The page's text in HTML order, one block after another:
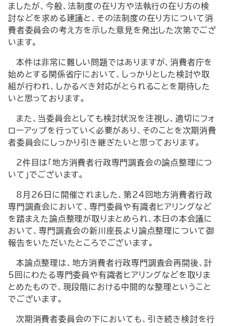
ましたが、今般、法制度の在り方や法執行の在り方の検
討などを求める建議と、その法制度の在り方について消
費者委員会の考え方を示した意見を発出した次第でござ
います。
本件は非常に難しい問題ではありますが、消費者庁を
始めとする関係省庁において、しっかりとした検討や取
組が行われ、しかるべき対応がとられることを期待した
いと思っております。
また、当委員会としても検討状況を注視し、適切にフォ
ローアップを行っていく必要があり、そのことを次期消費
者委員会にしっかり引き継ぎたいと思っております。
2件目は「地方消費者行政専門調査会の論点整理につ
いて」でございます。
8月26日に開催されました、第24回地方消費者行政
専門調査会において、専門委員や有識者ヒアリングなど
を踏まえた論点整理が取りまとめられ、本日の本会議に
おいて、専門調査会の新川座長より論点整理について御
報告をいただいたところでございます。
本論点整理は、地方消費者行政専門調査会再開後、計
5回にわたる専門委員や有識者ヒアリングなどを取りま
とめたもので、現段階における中間的な整理ということ
でございます。
次期消費者委員会の下においても、引き続き検討を行